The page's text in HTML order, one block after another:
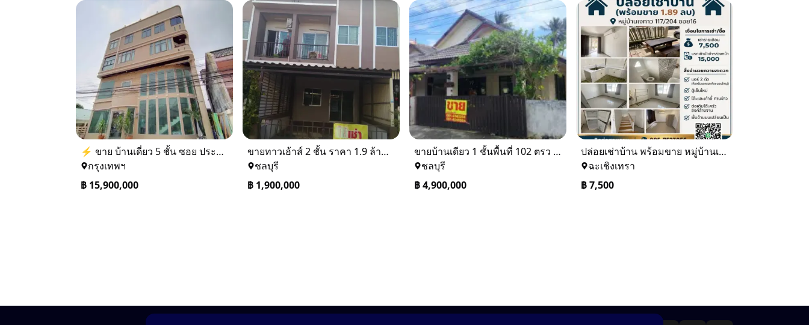
⚡ ขาย บ้านเดี่ยว 5 ชั้น ซอย ประชาชื่น 14 ใกล้ BTS
กรุงเทพฯ
฿ 15,900,000
ขายทาวเฮ้าส์ 2 ชั้น ราคา 1.9 ล้านบาท ที่อยู่ ศรีราชา ชลบุรี
ชลบุรี
฿ 1,900,000
ขายบ้านเดียว 1 ชั้นพื้นที่ 102 ตรว บางละมุง ชลบุรี
ชลบุรี
฿4,900,000
ปล่อยเช่าบ้าน พร้อมขาย หมู่บ้านเจทาว ตำบลแสนภูดาษ
ฉะเชิงเทรา
฿7,500